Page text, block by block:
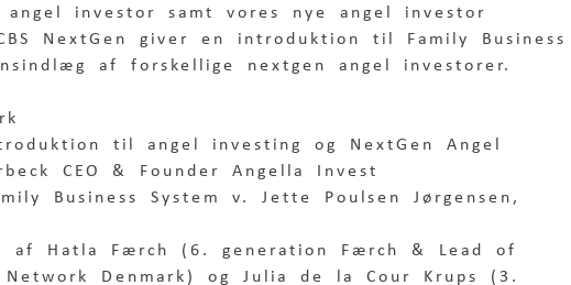
investor samt vores nye angel investor
NextGen giver en introduktion til Family Business
af forskellige nextgen angel investorer.
til angel investing og NextGen Angel
CEO & Founder Angella Invest
Business System v. Jette Poulsen Jørgensen,
af Hatla Færch (6. generation Færch & Lead of
Network Denmark) og Julia de la Cour Krups (3.